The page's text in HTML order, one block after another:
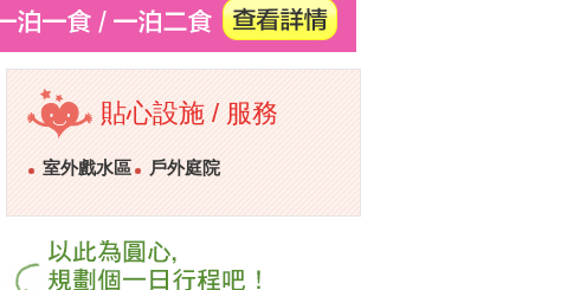
貼心設施 / 服務
室外戲水區 戶外庭院